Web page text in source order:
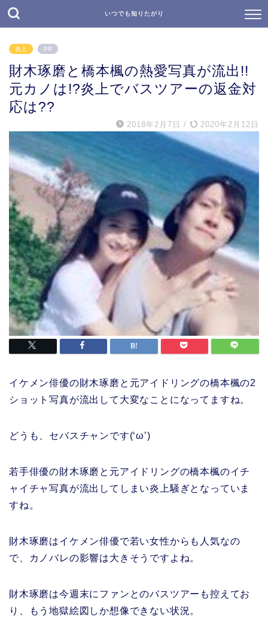
いつでも知りたがり
炎上 PR
財木琢磨と橋本楓の熱愛写真が流出!!
元カノは!?炎上でバスツアーの返金対
応は??
2018年2月7日 / 2020年2月12日
イケメン俳優の財木琢磨と元アイドリングの橋本楓の2
ショット写真が流出して大変なことになってますね。
どうも、セバスチャンです(‘ω’)
若手俳優の財木琢磨と元アイドリングの橋本楓のイチ
ャイチャ写真が流出してしまい炎上騒ぎとなっていま
すね。
財木琢磨はイケメン俳優で若い女性からも人気なの
で、カノバレの影響は大きそうですよね。
財木琢磨は今週末にファンとのバスツアーも控えてお
り、もう地獄絵図しか想像できない状況。